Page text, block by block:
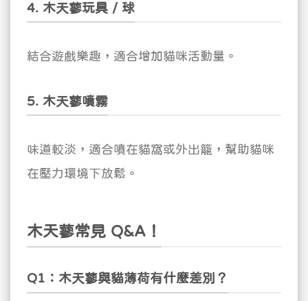
4. 木天蓼玩具 / 球
結合遊戲樂趣，適合增加貓咪活動量。
5. 木天蓼噴霧
味道較淡，適合噴在貓窩或外出籠，幫助貓咪
在壓力環境下放鬆。
木天蓼常見 Q&A！
Q1：木天蓼與貓薄荷有什麼差別？